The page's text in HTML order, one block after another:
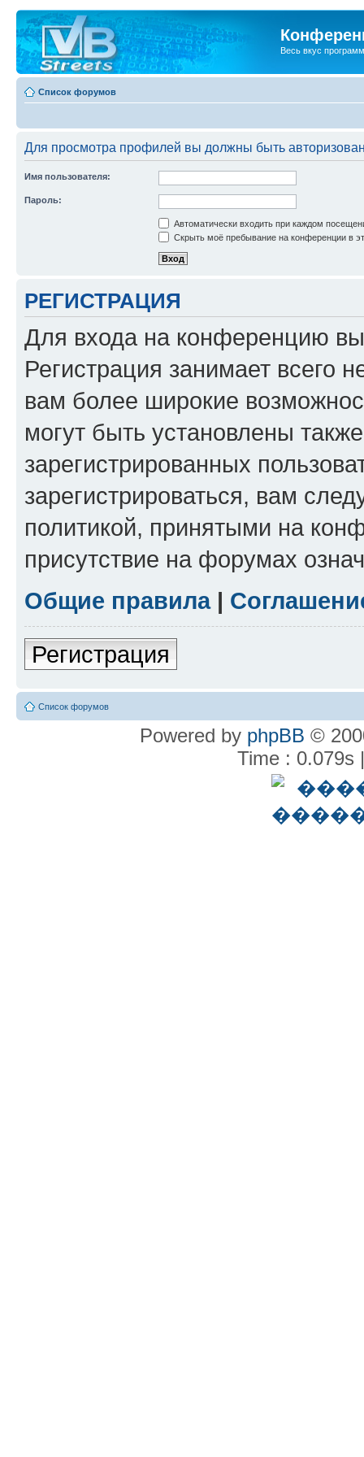
Весь вкус
Список форумов
Для просмотра профилей вы должны быть
Имя пользователя:
Пароль:
Автоматически входить при каждом
Скрыть моё пребывание на конференции в
РЕГИСТРАЦИЯ
Для входа на конференцию
Регистрация занимает всего
вам более широкие
могут быть установлены
зарегистрированных
зарегистрироваться, вам
политикой, принятыми на
присутствие на форумах
Общие правила|
Регистрация
Список форумов
Powered by phpBB ©
Time : 0.079s